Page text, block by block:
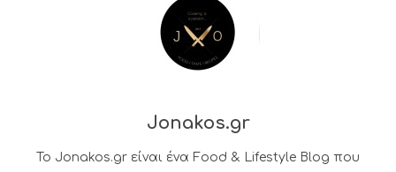
Jonakos.gr
Το Jonakos.gr είναι ένα Food & Lifestyle Blog που